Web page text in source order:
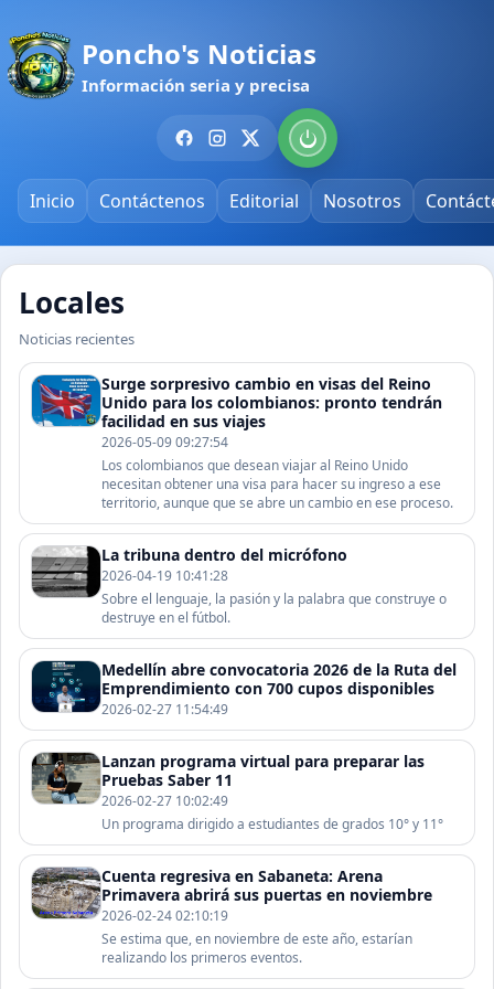
Poncho's Noticias
Información seria y precisa
Inicio Contáctenos Editorial Nosotros
Locales
Noticias recientes
Surge sorpresivo cambio en visas del Reino
Unido para los colombianos: pronto tendrán
facilidad en sus viajes
2026-05-09 09:27:54
Los colombianos que desean viajar al Reino Unido
necesitan obtener una visa para hacer su ingreso a ese
territorio, aunque que se abre un cambio en ese proceso.
La tribuna dentro del micrófono
2026-04-19 10:41:28
Sobre el lenguaje, la pasión y la palabra que construye o
destruye en el fútbol.
Medellín abre convocatoria 2026 de la Ruta del
Emprendimiento con 700 cupos disponibles
2026-02-27 11:54:49
Lanzan programa virtual para preparar las
Pruebas Saber 11
2026-02-27 10:02:49
Un programa dirigido a estudiantes de grados 10° y 11°
Cuenta regresiva en Sabaneta: Arena
Primavera abrirá sus puertas en noviembre
2026-02-24 02:10:19
Se estima que, en noviembre de este año, estarían
realizando los primeros eventos.